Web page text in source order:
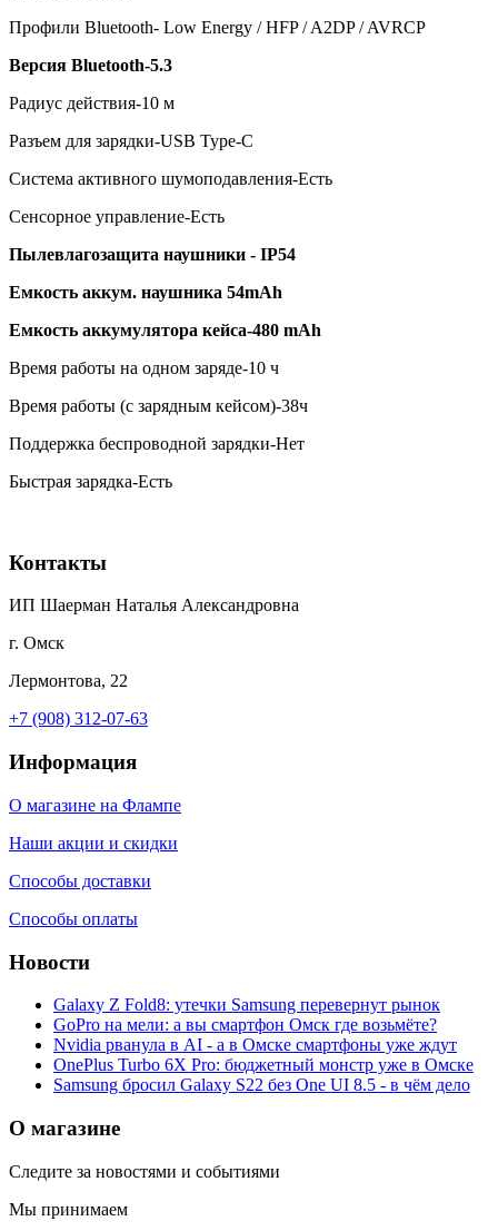
Профили Bluetooth- Low Energy / HFP / A2DP / AVRCP
Версия Bluetooth-5.3
Радиус действия-10 м
Разъем для зарядки-USB Type-C
Система активного шумоподавления-Есть
Сенсорное управление-Есть
Пылевлагозащита наушники - IP54
Емкость аккум. наушника 54mAh
Емкость аккумулятора кейса-480 mAh
Время работы на одном заряде-10 ч
Время работы (с зарядным кейсом)-38ч
Поддержка беспроводной зарядки-Нет
Быстрая зарядка-Есть
Контакты
ИП Шаерман Наталья Александровна
г. Омск
Лермонтова, 22
+7 (908) 312-07-63
Информация
О магазине на Флампе
Наши акции и скидки
Способы доставки
Способы оплаты
Новости
Galaxy Z Fold8: утечки Samsung перевернут рынок
GoPro на мели: а вы смартфон Омск где возьмёте?
Nvidia рванула в AI - а в Омске смартфоны уже ждут
OnePlus Turbo 6X Pro: бюджетный монстр уже в Омске
Samsung бросил Galaxy S22 без One UI 8.5 - в чём дело
О магазине
Следите за новостями и событиями
Мы принимаем